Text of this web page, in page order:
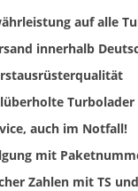
auf alle
innerhalb
auch im Notfall!
mit
Zahlen mit TS